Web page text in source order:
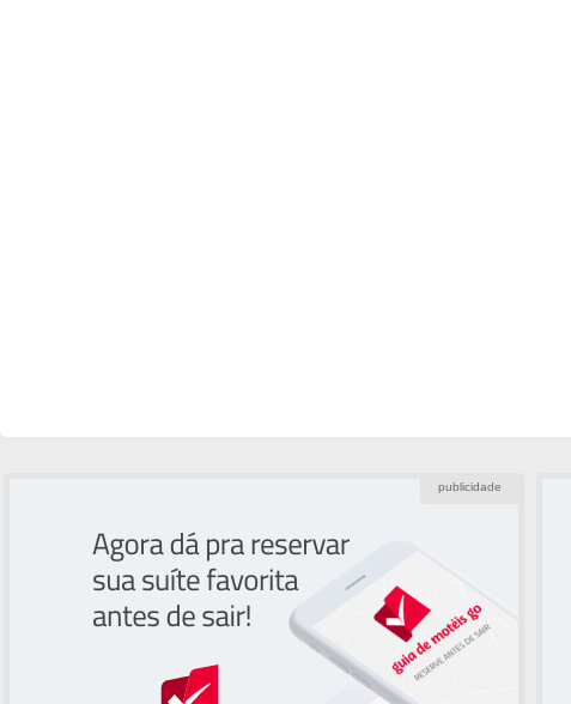
publicidade